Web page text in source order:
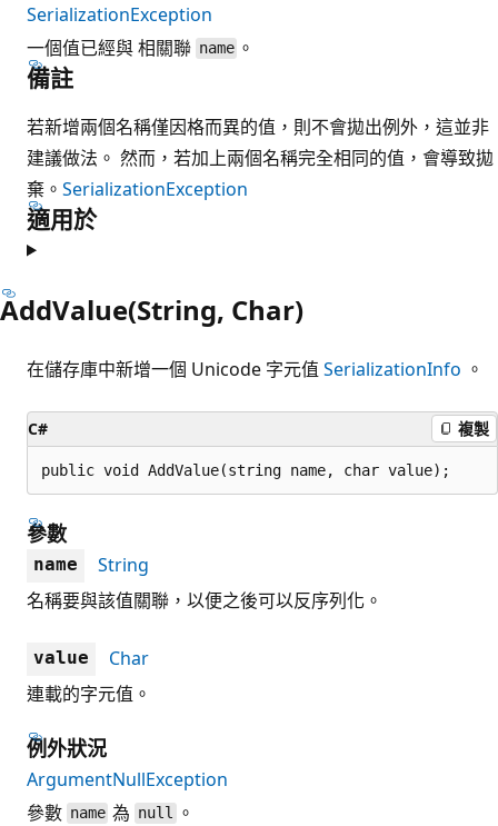
SerializationException
一個值已經與 相關聯 name 。
備註
若新增兩個名稱僅因格而異的值，則不會拋出例外，這並非
建議做法。 然而，若加上兩個名稱完全相同的值，會導致拋
棄。 SerializationException
適用於
AddValue(String, Char)
在儲存庫中新增一個 Unicode 字元值 SerializationInfo 。
C# 複製
public void AddValue(string name, char value);
參數
name
String
名稱要與該值關聯，以便之後可以反序列化。
value
Char
連載的字元值。
例外狀況
ArgumentNullException
參數 name 為 null 。